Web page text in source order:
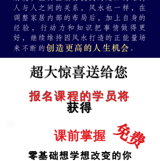
人与人之间的关系，风水也一样，在
调整家居内部的布局后，加上自身的
经验，行动力和知识把事情做得更
好，继续维持因风水打造的正能量场
来不断的创造更高的人生机会 。
​超大惊喜送给您
​报名课程的学员将
获得
​课前掌握 ​免费
零基础想学想改变的你